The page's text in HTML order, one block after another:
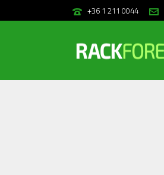
+36 1 211 0044